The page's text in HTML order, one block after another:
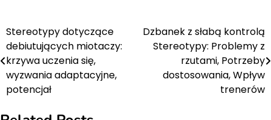
Post
navigation
Stereotypy dotyczące
debiutujących miotaczy:
krzywa uczenia się,
wyzwania adaptacyjne,
potencjał
Dzbanek z słabą kontrolą
Stereotypy: Problemy z
rzutami, Potrzeby
dostosowania, Wpływ
trenerów